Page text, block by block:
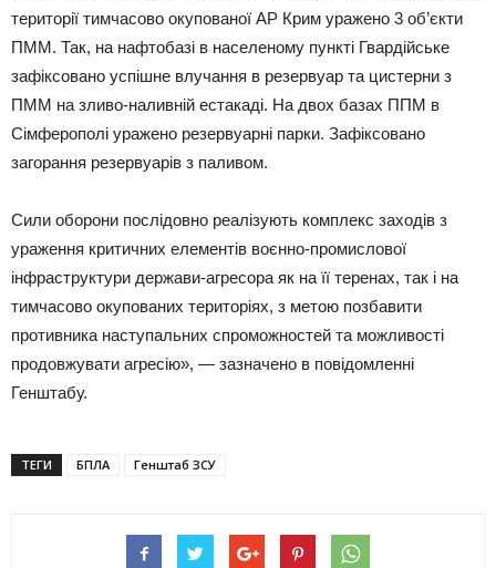
території тимчасово окупованої АР Крим уражено 3 об’єкти
ПММ. Так, на нафтобазі в населеному пункті Гвардійське
зафіксовано успішне влучання в резервуар та цистерни з
ПММ на зливо-наливній естакаді. На двох базах ППМ в
Сімферополі уражено резервуарні парки. Зафіксовано
загорання резервуарів з паливом.
Сили оборони послідовно реалізують комплекс заходів з
ураження критичних елементів воєнно-промислової
інфраструктури держави-агресора як на її теренах, так і на
тимчасово окупованих територіях, з метою позбавити
противника наступальних спроможностей та можливості
продовжувати агресію», — зазначено в повідомленні
Генштабу.
ТЕГИ БПЛА Генштаб ЗСУ